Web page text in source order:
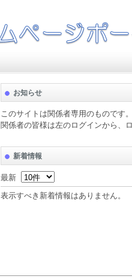
お知らせ
このサイトは関係者専用のものです。
関係者の皆様は左のログインから、
新着情報
最新
表示すべき新着情報はありません。